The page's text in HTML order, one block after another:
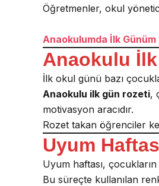
Öğretmenler, okul
Anaokulumda İlk Günüm
Anaokulu İlk
İlk okul günü bazı
Anaokulu ilk gün rozeti,
motivasyon aracıdır.
Rozet takan öğrenciler
Uyum
Uyum haftası, çocukların
Bu süreçte kullanılan